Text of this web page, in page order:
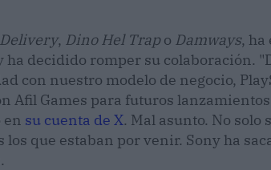
, Dino Hel Trapo Damways, ha
decidido romper su colaboración.
con nuestro modelo de negocio,
Afil Games para futuros
en su cuenta de X. Mal asunto. No solo
que estaban por venir. Sony ha